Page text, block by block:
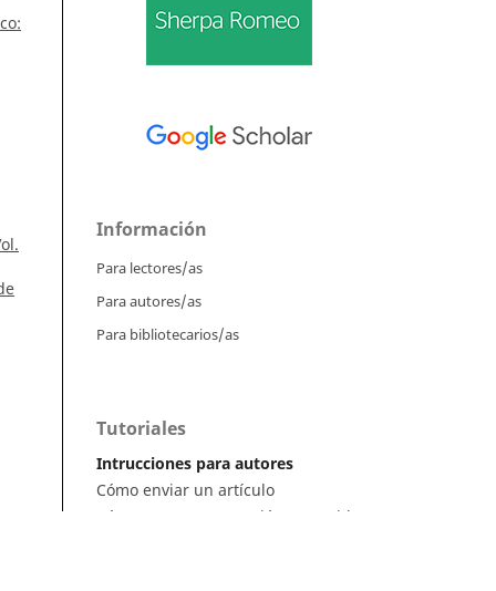
Información
Para lectores/as
Para autores/as
Para bibliotecarios/as
Tutoriales
Intrucciones para autores
Cómo enviar un artículo
Cómo cargar una versión corregida